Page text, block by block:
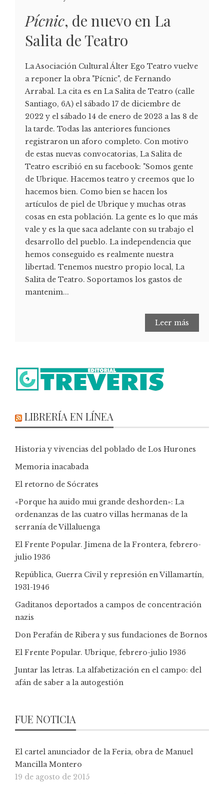
Pícnic, de nuevo en La
Salita de Teatro
La Asociación Cultural Álter Ego Teatro vuelve
a reponer la obra "Pícnic", de Fernando
Arrabal. La cita es en La Salita de Teatro (calle
Santiago, 6A) el sábado 17 de diciembre de
2022 y el sábado 14 de enero de 2023 a las 8 de
la tarde. Todas las anteriores funciones
registraron un aforo completo. Con motivo
de estas nuevas convocatorias, La Salita de
Teatro escribió en su facebook: "Somos gente
de Ubrique. Hacemos teatro y creemos que lo
hacemos bien. Como bien se hacen los
artículos de piel de Ubrique y muchas otras
cosas en esta población. La gente es lo que más
vale y es la que saca adelante con su trabajo el
desarrollo del pueblo. La independencia que
hemos conseguido es realmente nuestra
libertad. Tenemos nuestro propio local, La
Salita de Teatro. Soportamos los gastos de
mantenim...
Leer más
LIBRERÍA EN LÍNEA
Historia y vivencias del poblado de Los Hurones
Memoria inacabada
El retorno de Sócrates
«Porque ha auido mui grande deshorden»: La
ordenanzas de las cuatro villas hermanas de la
serranía de Villaluenga
El Frente Popular. Jimena de la Frontera, febrero-
julio 1936
República, Guerra Civil y represión en Villamartín,
1931-1946
Gaditanos deportados a campos de concentración
nazis
Don Perafán de Ribera y sus fundaciones de Bornos
El Frente Popular. Ubrique, febrero-julio 1936
Juntar las letras. La alfabetización en el campo: del
afán de saber a la autogestión
FUE NOTICIA
El cartel anunciador de la Feria, obra de Manuel
Mancilla Montero
19 de agosto de 2015